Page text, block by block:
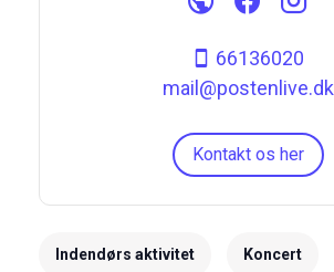
66136020
mail@postenlive.dk
Kontakt os her
Indendørs aktivitet Koncert